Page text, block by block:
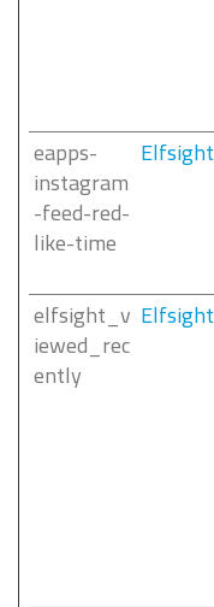
eapps-
instagram
-feed-red-
like-time
Elfsight
elfsight_v
iewed_rec
ently
Elfsight